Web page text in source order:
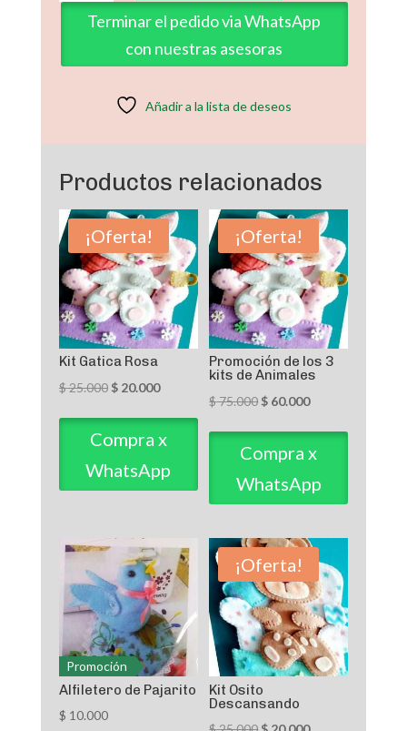
de
Dulces
con
Terminar el pedido via WhatsApp
con nuestras asesoras
Añadir a la lista de deseos
Productos relacionados
¡Oferta!
Kit Gatica Rosa
$25.000 El
original
$ 25.000.
$20.000El
actual
$ 20.000.
Compra x
WhatsApp
¡Oferta!
Promoción de los 3
kits de Animales
$75.000 El
original
$ 75.000.
$ 60.000El
actual
$ 60.000.
Compra x
WhatsApp
Promoción
Alfiletero de Pajarito
$ 10.000
¡Oferta!
Kit Osito
Descansando